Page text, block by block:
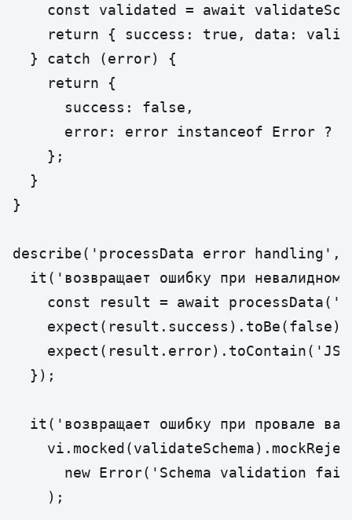
const validated = await
return { success: true, data:
  } catch (error) {
    return {
      success: false,
error: error instanceof Error ?
    };
  }
}
describe('processData error
it('возвращает ошибку при невалидном
const result = await
    expect(result.success).toBe(false);
  });
it('возвращает ошибку при провале
new Error('Schema validation
    );